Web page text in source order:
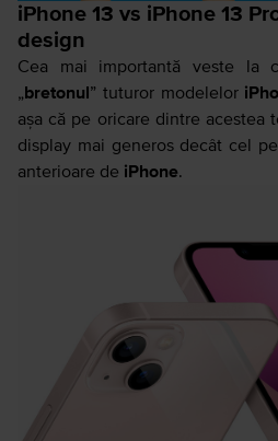
iPhone 13 vs iPhone 13
design
Cea mai importantă veste la
„bretonul” tuturor modelelor
așa că pe oricare dintre acestea
display mai generos decât cel
anterioare de iPhone.